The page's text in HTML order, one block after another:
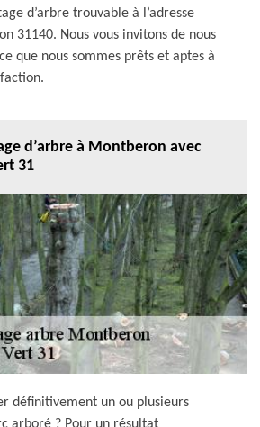
d’arbre trouvable à l’adresse
31140. Nous vous invitons de nous
que nous sommes prêts et aptes à
d’arbre à Montberon avec
31
définitivement un ou plusieurs
arboré ? Pour un résultat